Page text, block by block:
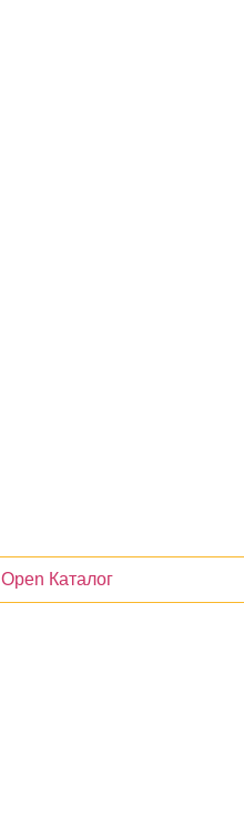
Open Каталог